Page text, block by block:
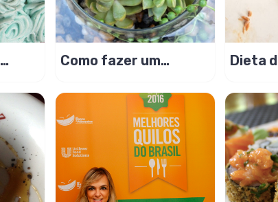
Como fazer um
suculentas
Dieta do Bebê dicas e